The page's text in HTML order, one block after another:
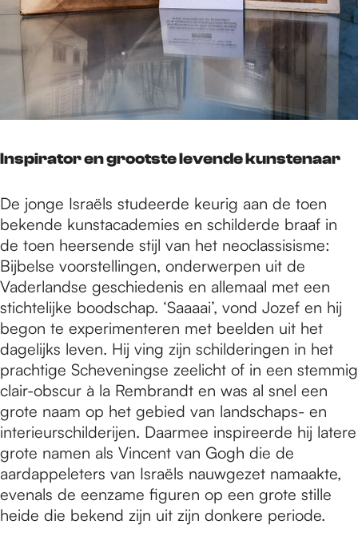
Inspirator en grootste levende kunstenaar
De jonge Israëls studeerde keurig aan de toen
bekende kunstacademies en schilderde braaf in
de toen heersende stijl van het neoclassisisme:
Bijbelse voorstellingen, onderwerpen uit de
Vaderlandse geschiedenis en allemaal met een
stichtelijke boodschap. ‘Saaaai’, vond Jozef en hij
begon te experimenteren met beelden uit het
dagelijks leven. Hij ving zijn schilderingen in het
prachtige Scheveningse zeelicht of in een stemmig
clair-obscur à la Rembrandt en was al snel een
grote naam op het gebied van landschaps- en
interieurschilderijen. Daarmee inspireerde hij latere
grote namen als Vincent van Gogh die de
aardappeleters van Israëls nauwgezet namaakte,
evenals de eenzame figuren op een grote stille
heide die bekend zijn uit zijn donkere periode.